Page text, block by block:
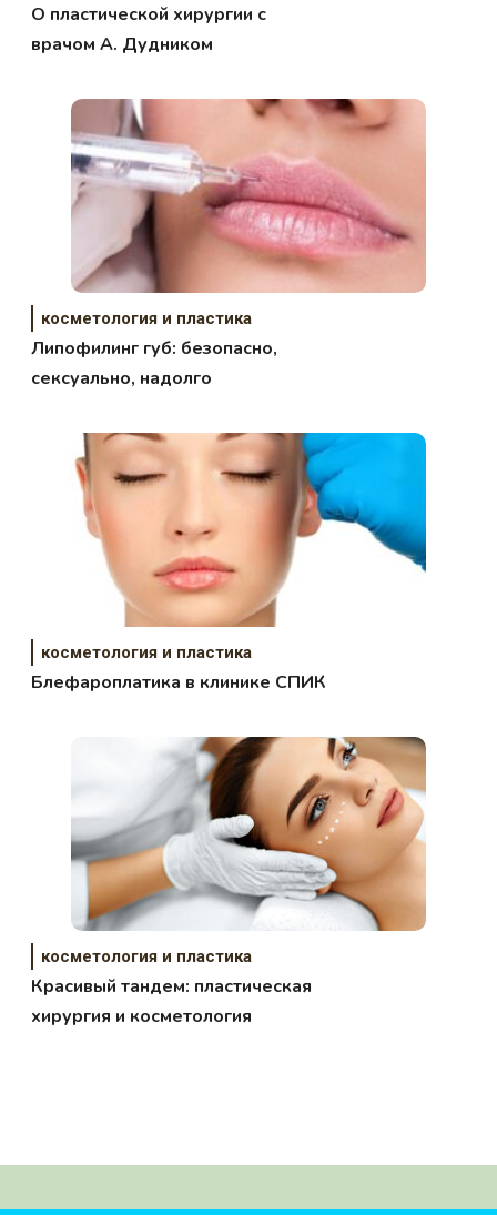
О пластической хирургии с
врачом А. Дудником
косметология и пластика
Липофилинг губ: безопасно,
сексуально, надолго
косметология и пластика
Блефароплатика в клинике СПИК
косметология и пластика
Красивый тандем: пластическая
хирургия и косметология